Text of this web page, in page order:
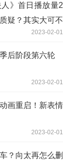
》首日播放量2
疑？其实大可不
2023-02-01
后阶段第六轮
2023-02-01
画重启！新表情
2023-02-01
？向太再怎么删